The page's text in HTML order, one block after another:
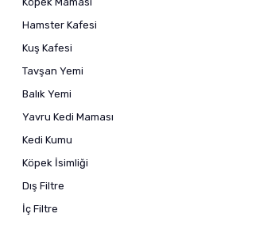
Hamster Kafesi
Kuş Kafesi
Tavşan Yemi
Balık Yemi
Yavru Kedi Maması
Kedi Kumu
Köpek İsimliği
Dış Filtre
İç Filtre